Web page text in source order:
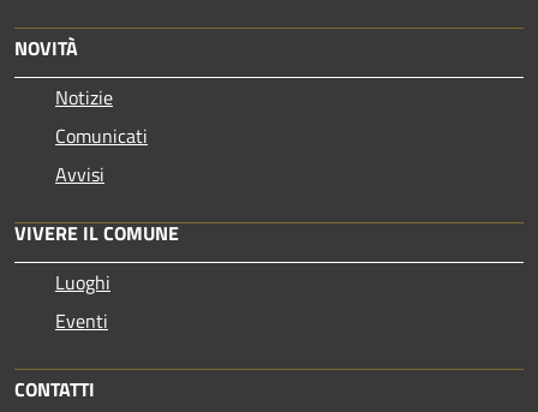
NOVITÀ
Notizie
Comunicati
Avvisi
VIVERE IL COMUNE
Luoghi
Eventi
CONTATTI